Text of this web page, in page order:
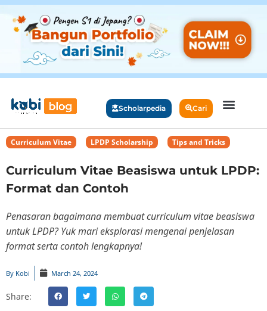
Scholarpedia Cari
Curriculum Vitae LPDP Scholarship Tips and Tricks
Curriculum Vitae Beasiswa untuk LPDP:
Format dan Contoh
Penasaran bagaimana membuat curriculum vitae beasiswa
untuk LPDP? Yuk mari eksplorasi mengenai penjelasan
format serta contoh lengkapnya!
By Kobi March 24, 2024
Share: